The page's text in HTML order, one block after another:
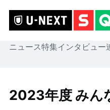
ニュース特集インタビュー
2023年度 みん